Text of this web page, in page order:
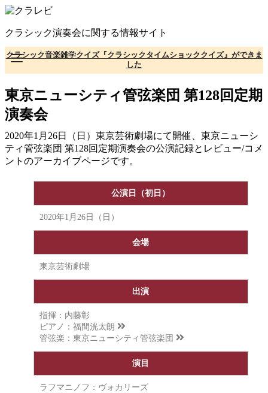
コ
テ
ン
ツ
へ
移
動
クラシック演奏会に関する情報サイト
クラシック音楽雑学クイズ『クラシックタイムショッククイズ』ができま
した
東京ニューシティ管弦楽団 第128回定期
演奏会
2020年1月26日（日）東京芸術劇場にて開催、東京ニューシ
ティ管弦楽団 第128回定期演奏会の公演記録とレビュー/コメ
ントのアーカイブページです。
公演日（初日）
2020年1月26日（日）
会場
東京芸術劇場
出演
指揮：内藤彰
ピアノ： 福間洸太朗
管弦楽： 東京ニューシティ管弦楽団
演目
ラフマニノフ：ヴォカリーズ